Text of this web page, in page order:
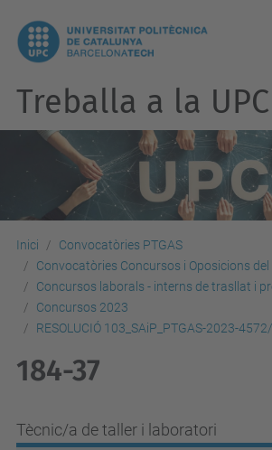
Treballa a la UPC
Inici
Convocatòries PTGAS
Convocatòries Concursos i Oposicions del
Concursos laborals - interns de trasllat i
Concursos 2023
RESOLUCIÓ 103_SAiP_PTGAS-2023-
184-37
Tècnic/a de taller i laboratori